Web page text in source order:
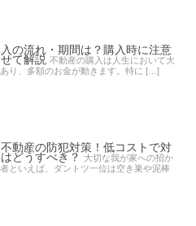
の流れ・期間は？購入時に注意
て解説 不動産の購入は人生において大
り、多額のお金が動きます。特に […]
動産の防犯対策！低コストで対
どうすべき？
大切な我が家への招か
といえば、ダントツ一位は空き巣や泥棒